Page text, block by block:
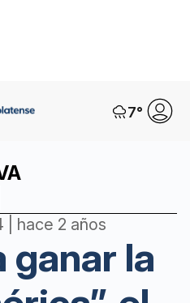
7°
| hace 2 años
ganar la